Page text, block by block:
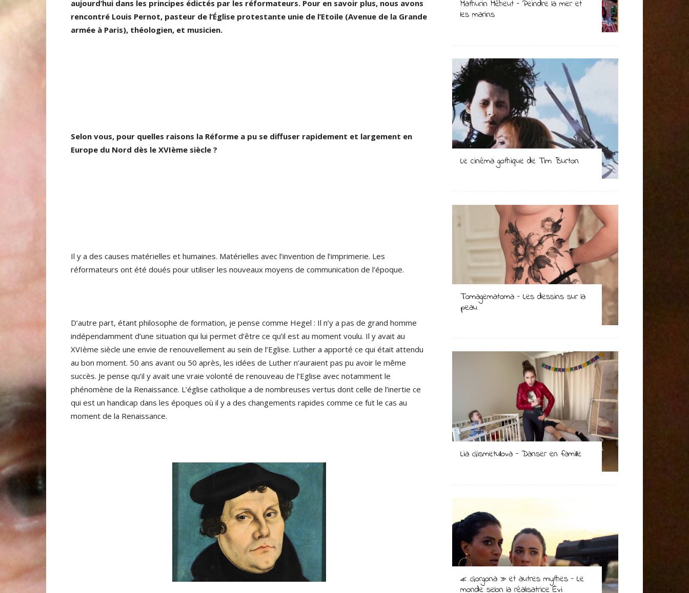
aujourd’hui dans les principes édictés par les réformateurs. Pour en savoir plus, nous avons
rencontré Louis Pernot, pasteur de l’Église protestante unie de l’Etoile (Avenue de la Grande
armée à Paris), théologien, et musicien.
Selon vous, pour quelles raisons la Réforme a pu se diffuser rapidement et largement en
Europe du Nord dès le XVIème siècle ?
Il y a des causes matérielles et humaines. Matérielles avec l’invention de l’imprimerie. Les
réformateurs ont été doués pour utiliser les nouveaux moyens de communication de l’époque.
D’autre part, étant philosophe de formation, je pense comme Hegel : Il n’y a pas de grand homme
indépendamment d’une situation qui lui permet d’être ce qu’il est au moment voulu. Il y avait au
XVIème siècle une envie de renouvellement au sein de l’Eglise. Luther a apporté ce qui était attendu
au bon moment. 50 ans avant ou 50 après, les idées de Luther n’auraient pas pu avoir le même
succès. Je pense qu’il y avait une vraie volonté de renouveau de l’Eglise avec notamment le
phénomène de la Renaissance. L’église catholique a de nombreuses vertus dont celle de l’inertie ce
qui est un handicap dans les époques où il y a des changements rapides comme ce fut le cas au
moment de la Renaissance.
Mathurin Méheut – Peindre la mer et
les marins
Le cinéma gothique de Tim Burton
Tomagematoma – Les dessins sur la
peau
Lia Gismetullova – Danser en famille
« Gorgona » et autres mythes – Le
monde selon la réalisatrice Évi